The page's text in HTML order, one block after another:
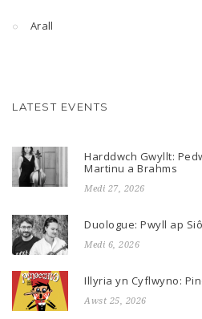
Arall
LATEST EVENTS
Harddwch Gwyllt:
Martinu a Brahms
Medi 27, 2026
Duologue: Pwyll ap
Medi 6, 2026
Illyria yn Cyflwyno:
Awst 25, 2026